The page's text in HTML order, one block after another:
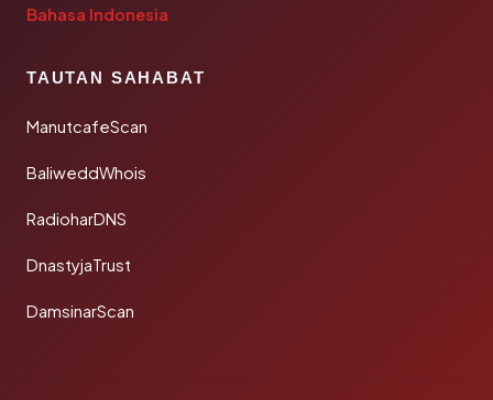
Bahasa Indonesia
TAUTAN SAHABAT
ManutcafeScan
BaliweddWhois
RadioharDNS
DnastyjaTrust
DamsinarScan